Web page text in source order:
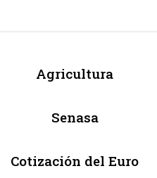
Agricultura
Senasa
Cotización del Euro